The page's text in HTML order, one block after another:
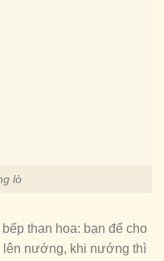
lò
than hoa: bạn để cho
lên nướng, khi nướng thì